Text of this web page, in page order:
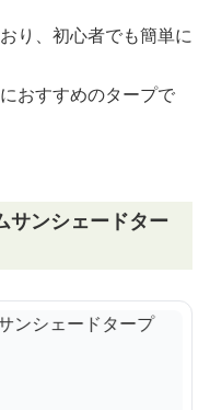
り、初心者でも簡単に
おすすめのタープで
サンシェードター